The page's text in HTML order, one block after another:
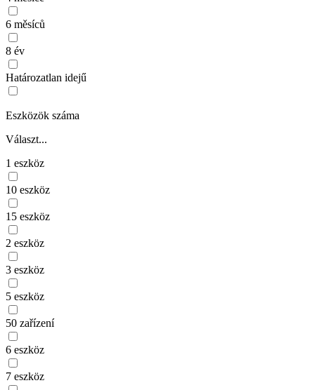
6 měsíců
8 év
Határozatlan idejű
Eszközök száma
Választ...
1 eszköz
10 eszköz
15 eszköz
2 eszköz
3 eszköz
5 eszköz
50 zařízení
6 eszköz
7 eszköz